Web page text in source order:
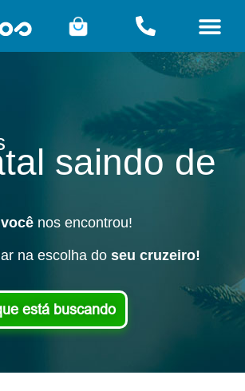
saindo de
você nos encontrou!
na escolha do seu cruzeiro!
está buscando